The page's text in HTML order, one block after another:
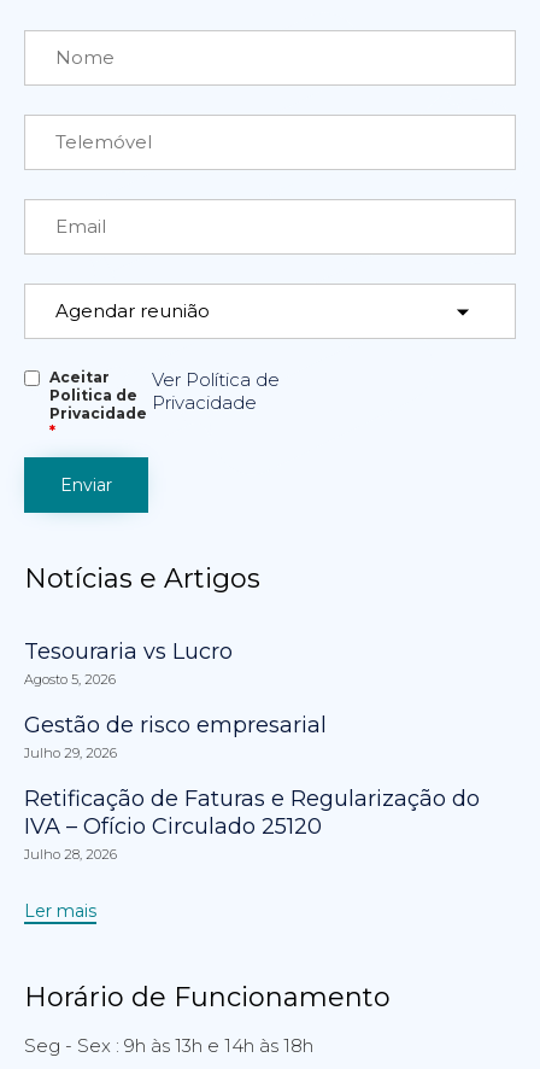
Aceitar
Politica de
Privacidade
*
Ver Política de
Privacidade
Notícias e Artigos
Tesouraria vs Lucro
Agosto 5, 2026
Gestão de risco empresarial
Julho 29, 2026
Retificação de Faturas e Regularização do
IVA – Ofício Circulado 25120
Julho 28, 2026
Ler mais
Horário de Funcionamento
Seg - Sex : 9h às 13h e 14h às 18h